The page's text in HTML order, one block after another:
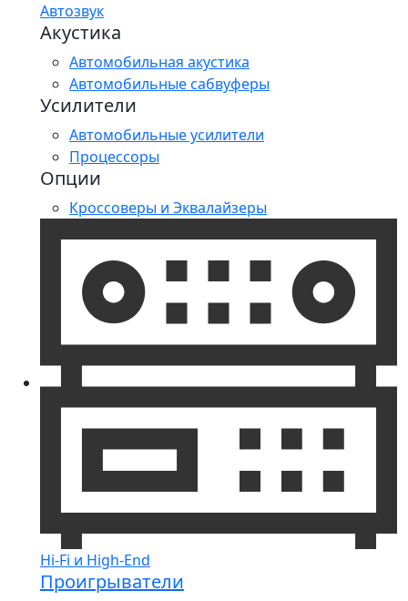
Автозвук
Акустика
Автомобильная акустика
Автомобильные сабвуферы
Усилители
Автомобильные усилители
Процессоры
Опции
Кроссоверы и Эквалайзеры
Hi-Fi и High-End
Проигрыватели